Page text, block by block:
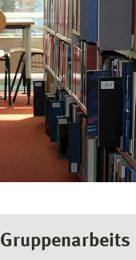
Gruppenarbeits